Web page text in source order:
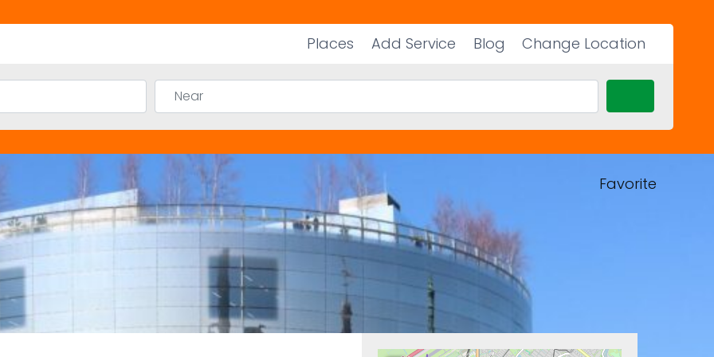
Places Add Service Blog Change Location
Near
Favorite